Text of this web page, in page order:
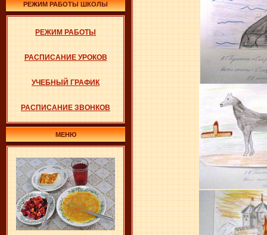
РЕЖИМ РАБОТЫ ШКОЛЫ
РЕЖИМ РАБОТЫ
РАСПИСАНИЕ УРОКОВ
УЧЕБНЫЙ ГРАФИК
РАСПИСАНИЕ ЗВОНКОВ
МЕНЮ